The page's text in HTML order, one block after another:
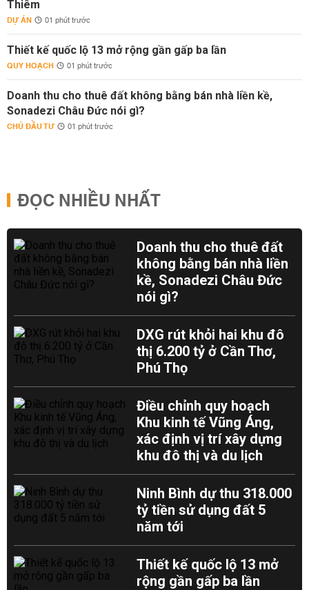
Thiêm
DỰ ÁN 01 phút trước
Thiết kế quốc lộ 13 mở rộng gần gấp ba lần
QUY HOẠCH 01 phút trước
Doanh thu cho thuê đất không bằng bán nhà liền kề,
Sonadezi Châu Đức nói gì?
CHỦ ĐẦU TƯ 01 phút trước
ĐỌC NHIỀU NHẤT
Doanh thu cho thuê đất
không bằng bán nhà liền
kề, Sonadezi Châu Đức
nói gì?
DXG rút khỏi hai khu đô
thị 6.200 tỷ ở Cần Thơ,
Phú Thọ
Điều chỉnh quy hoạch
Khu kinh tế Vũng Áng,
xác định vị trí xây dựng
khu đô thị và du lịch
Ninh Bình dự thu 318.000
tỷ tiền sử dụng đất 5
năm tới
Thiết kế quốc lộ 13 mở
rộng gần gấp ba lần